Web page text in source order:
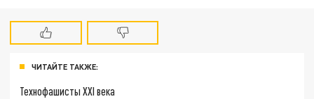
ЧИТАЙТЕ ТАКЖЕ:
Технофашисты XXI века